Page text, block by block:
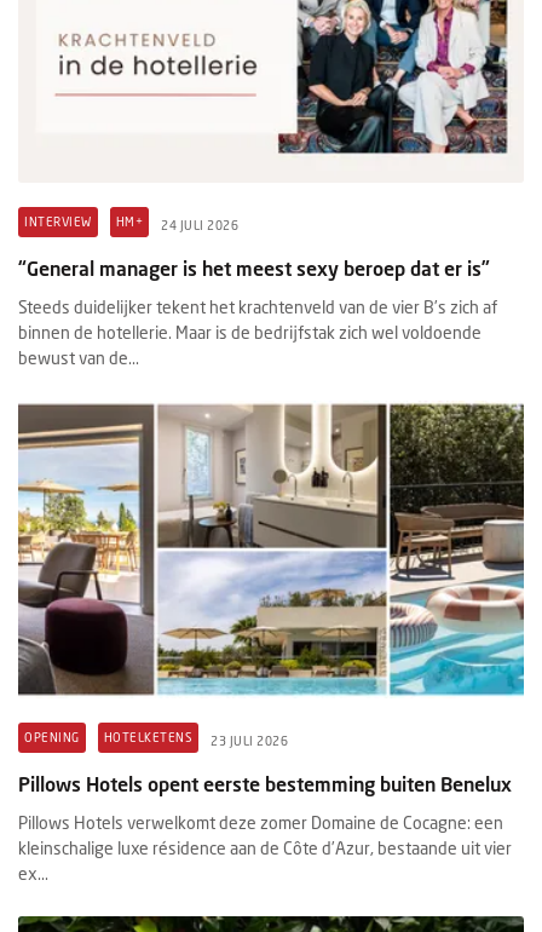
INTERVIEW HM+ 24 JULI 2026
“General manager is het meest sexy beroep dat er is”
Steeds duidelijker tekent het krachtenveld van de vier B’s zich af
binnen de hotellerie. Maar is de bedrijfstak zich wel voldoende
bewust van de...
OPENING HOTELKETENS 23 JULI 2026
Pillows Hotels opent eerste bestemming buiten Benelux
Pillows Hotels verwelkomt deze zomer Domaine de Cocagne: een
kleinschalige luxe résidence aan de Côte d’Azur, bestaande uit vier
ex...